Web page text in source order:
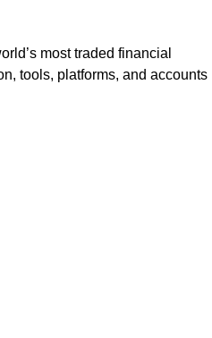
most traded financial
tools, platforms, and accounts